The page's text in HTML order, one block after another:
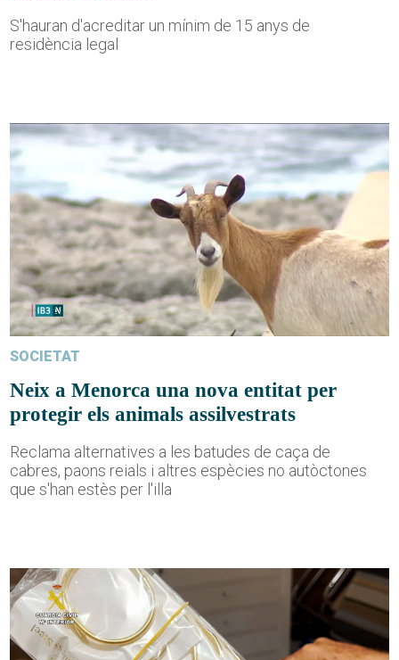
S'hauran d'acreditar un mínim de 15 anys de
residència legal
SOCIETAT
Neix a Menorca una nova entitat per
protegir els animals assilvestrats
Reclama alternatives a les batudes de caça de
cabres, paons reials i altres espècies no autòctones
que s'han estès per l'illa